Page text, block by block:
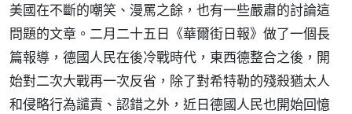
美國在不斷的嘲笑、漫罵之餘，也有一些嚴肅的討論這
問題的文章。二月二十五日《華爾街日報》做了一個長
篇報導，德國人民在後冷戰時代，東西德整合之後，開
始對二次大戰再一次反省，除了對希特勒的殘殺猶太人
和侵略行為譴責、認錯之外，近日德國人民也開始回憶